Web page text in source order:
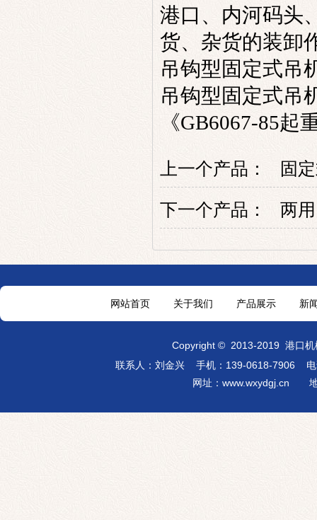
港口、内河码头
货、杂货的装卸
吊钩型固定式吊
吊钩型固定式吊
《GB6067-85起
上一个产品： 固
下一个产品： 两
网站首页 关于我们 产品展示 新
Copyright© 2013-2019 港口机
联系人：刘金兴 手机：139-0618-7906 电
网址： www.wxydgj.cn 地